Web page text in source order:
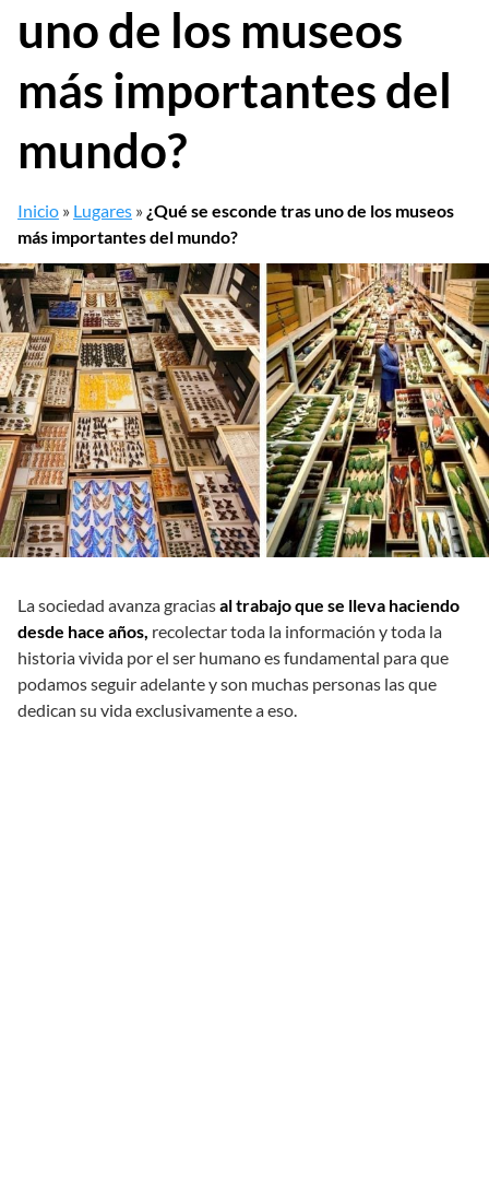
uno de los museos
más importantes del
mundo?
Inicio » Lugares » ¿Qué se esconde tras uno de los museos
más importantes del mundo?
La sociedad avanza graciasal trabajo que se lleva haciendo
desde hace años, recolectar toda la información y toda la
historia vivida por el ser humano es fundamental para que
podamos seguir adelante y son muchas personas las que
dedican su vida exclusivamente a eso.